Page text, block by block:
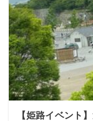
【姫路イベント